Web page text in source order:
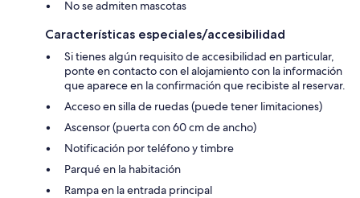
No se admiten mascotas
Características especiales/accesibilidad
Si tienes algún requisito de accesibilidad en particular,
ponte en contacto con el alojamiento con la información
que aparece en la confirmación que recibiste al reservar.
Acceso en silla de ruedas (puede tener limitaciones)
Ascensor (puerta con 60 cm de ancho)
Notificación por teléfono y timbre
Parqué en la habitación
Rampa en la entrada principal